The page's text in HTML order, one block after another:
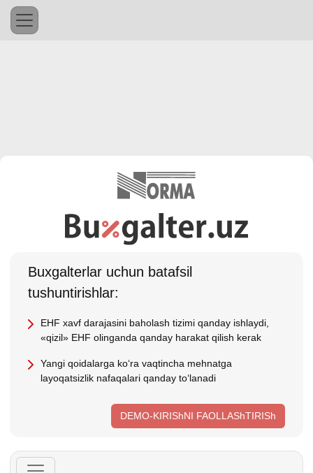
Buхgalterlar uchun batafsil
tushuntirishlar:
EHF хavf darajasini baholash tizimi qanday ishlaydi,
«qizil» EHF olinganda qanday harakat qilish kerak
Yangi qoidalarga koʻra vaqtincha mehnatga
layoqatsizlik nafaqalari qanday toʻlanadi
DEMO-KIRIShNI FAOLLAShTIRISh